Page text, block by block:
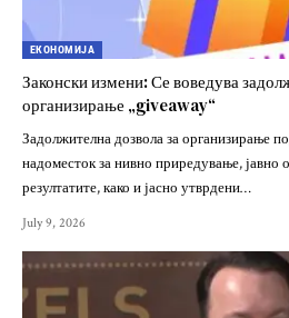
ЕКОНОМИЈА
Законски измени: Се воведува
организирање „giveaway“
Задолжителна дозвола за организирање
надоместок за нивно приредување, јавно
резултатите, како и јасно утврдени…
July 9, 2026